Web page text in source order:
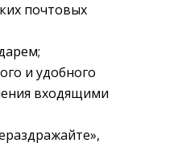
почтовых
и удобного
входящими